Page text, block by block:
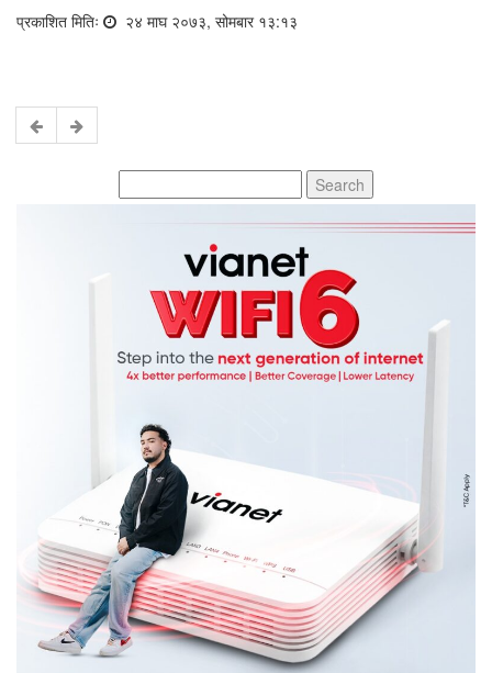
प्रकाशित मितिः २४ माघ २०७३, सोमबार १३:१३
for: